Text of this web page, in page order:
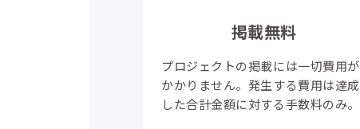
掲載無料
プロジェクトの掲載には一切費用が
かかりません。発生する費用は達成
した合計金額に対する手数料のみ。